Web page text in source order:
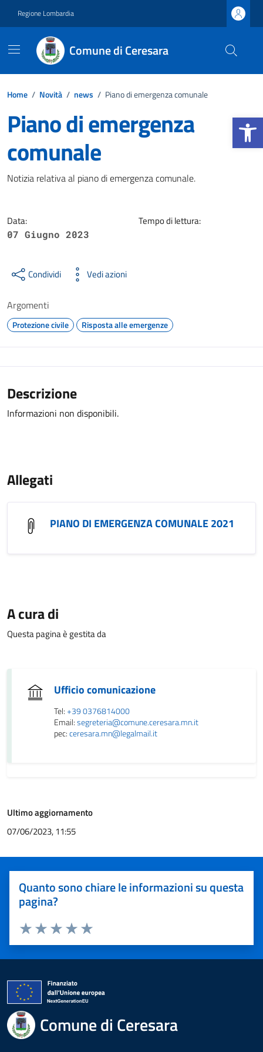
Apri la
Regione Lombardia
Comune di Ceresara
Home / Novità / news / Piano di emergenza comunale
Piano di emergenza
comunale
Dettagli della notizia
Notizia relativa al piano di emergenza comunale.
Data:
07 Giugno 2023
Tempo di lettura:
Condividi Vedi azioni
Argomenti
Protezione civile Risposta alle emergenze
Descrizione
Informazioni non disponibili.
Allegati
PIANO DI EMERGENZA COMUNALE 2021
A cura di
Questa pagina è gestita da
Ufficio comunicazione
Tel:+39 0376814000
Email:segreteria@comune.ceresara.mn.it
pec:ceresara.mn@legalmail.it
Ultimo aggiornamento
07/06/2023, 11:55
Quanto sono chiare le informazioni su questa
pagina?
Valuta 5 stelle su 5
Valuta 4 stelle su 5
Valuta 3 stelle su 5
Valuta 2 stelle su 5
Valuta 1 stelle su 5
Comune di Ceresara